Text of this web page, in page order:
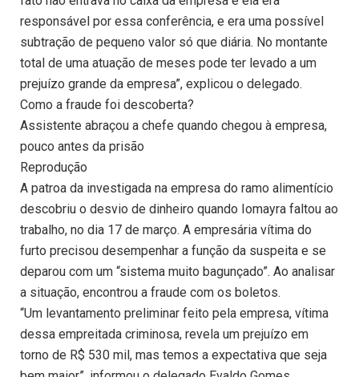
responsável por essa conferência, e era uma possível
subtração de pequeno valor só que diária. No montante
total de uma atuação de meses pode ter levado a um
prejuízo grande da empresa”, explicou o delegado.
Como a fraude foi descoberta?
Assistente abraçou a chefe quando chegou à empresa,
pouco antes da prisão
Reprodução
A patroa da investigada na empresa do ramo alimentício
descobriu o desvio de dinheiro quando Iomayra faltou ao
trabalho, no dia 17 de março. A empresária vítima do
furto precisou desempenhar a função da suspeita e se
deparou com um “sistema muito bagunçado”. Ao analisar
a situação, encontrou a fraude com os boletos.
“Um levantamento preliminar feito pela empresa, vítima
dessa empreitada criminosa, revela um prejuízo em
torno de R$ 530 mil, mas temos a expectativa que seja